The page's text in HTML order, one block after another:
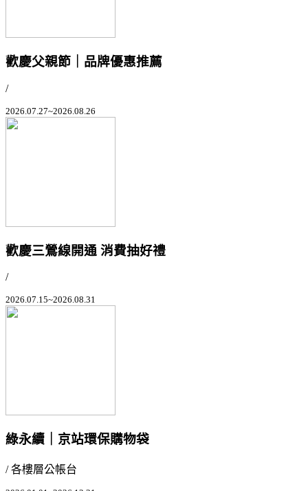
歡慶父親節｜品牌優惠推薦
/
2026.07.27~2026.08.26
歡慶三鶯線開通 消費抽好禮
/
2026.07.15~2026.08.31
綠永續｜京站環保購物袋
/ 各樓層公帳台